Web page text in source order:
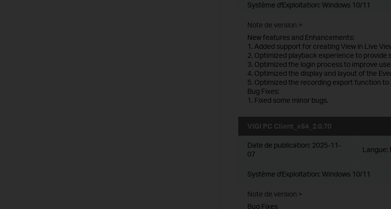
Système d'Exploitation: Windows 10/11
Note de version >
New features and Enhancements:
1. Added support for creating View in Live
2. Optimized playback experience to provide
3. Optimized the login process to improve
4. Optimized the display and layout of the
5. Optimized the recording export function
Bug Fixes:
1. Fixed some minor bugs.
VIGI PC Client_x64_2.0.70
Date de publication: 2025-11-
07
Langue:
Système d'Exploitation: Windows 10/11
Note de version >
Bug Fixes